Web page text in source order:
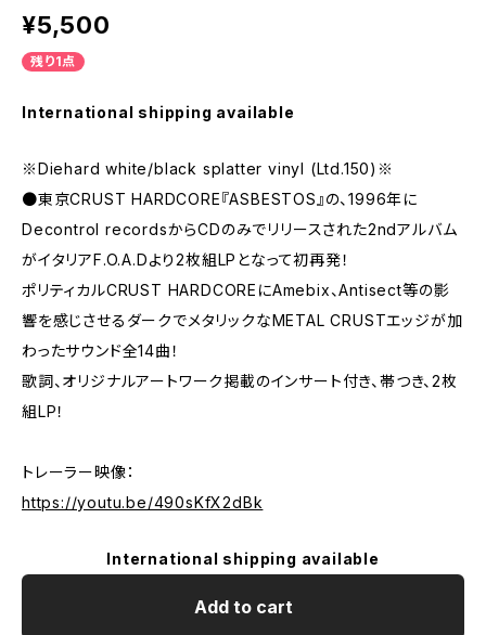
¥5,500
残り1点
International shipping available
※Diehard white/black splatter vinyl (Ltd.150)※
●東京CRUST HARDCORE『ASBESTOS』の、1996年に
Decontrol recordsからCDのみでリリースされた2ndアルバム
がイタリアF.O.A.Dより2枚組LPとなって初再発！
ポリティカルCRUST HARDCOREにAmebix、Antisect等の影
響を感じさせるダークでメタリックなMETAL CRUSTエッジが加
わったサウンド全14曲！
歌詞、オリジナルアートワーク掲載のインサート付き、帯つき、2枚
組LP！
トレーラー映像：
https://youtu.be/490sKfX2dBk
International shipping available
Add to cart